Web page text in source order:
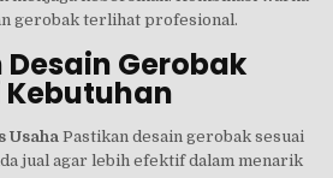
gerobak terlihat profesional.
Gerobak
Usaha Pastikan desain gerobak sesuai
jual agar lebih efektif dalam menarik